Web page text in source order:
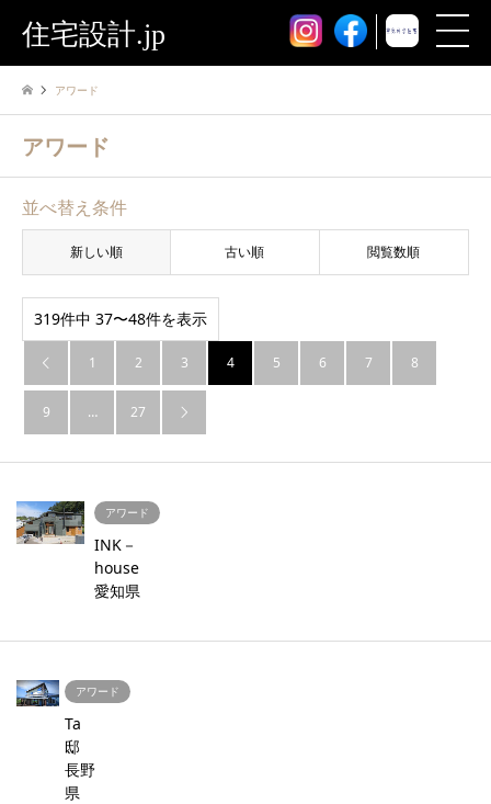
住宅設計.jp
アワード
アワード
並べ替え条件
新しい順 古い順 閲覧数順
319件中 37〜48件を表示
 1 2 3 4 5 6 7 8
9 … 27 
アワード
INK－
house
愛知県
アワード
Ta
邸
長野
県